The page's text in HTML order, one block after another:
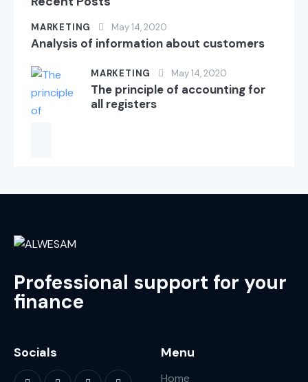
MARKETING May 14, 2020
Analysis of information about customers
MARKETING May 14, 2020
The principle of accounting for
all registers
Professional support for your
finance
Socials Menu
Home